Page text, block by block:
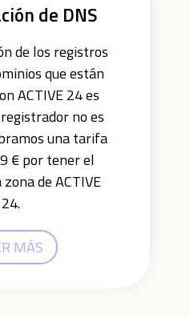
de DNS
de los registros
que están
ACTIVE 24 es
no es
una tarifa
€ por tener el
de ACTIVE
24.
MÁS